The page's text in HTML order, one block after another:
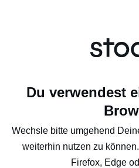
Du verwendest
Wechsle bitte umgehend
weiterhin nutzen zu
Firefox, Edge